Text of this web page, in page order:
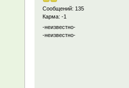
Сообщений: 135
Карма: -1
-неизвестно-
-неизвестно-